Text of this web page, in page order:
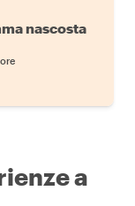
nascosta
a